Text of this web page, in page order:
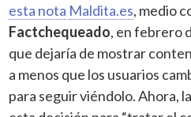
esta nota Maldita.es, medio
Factchequeado, en febrero
que dejaría de mostrar
a menos que los usuarios
para seguir viéndolo. Ahora,